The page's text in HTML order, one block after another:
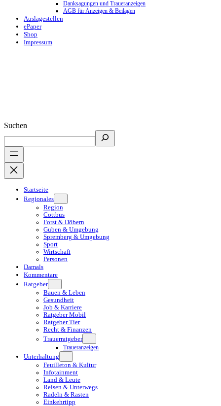
Danksagungen und Traueranzeigen
AGB für Anzeigen & Beilagen
Auslagestellen
ePaper
Shop
Impressum
Suchen
Startseite
Regionales
Region
Cottbus
Forst & Döbern
Guben & Umgebung
Spremberg & Umgebung
Sport
Wirtschaft
Personen
Damals
Kommentare
Ratgeber
Bauen & Leben
Gesundheit
Job & Karriere
Ratgeber Mobil
Ratgeber Tier
Recht & Finanzen
Trauerratgeber
Traueranzeigen
Unterhaltung
Feuilleton & Kultur
Infotainment
Land & Leute
Reisen & Unterwegs
Radeln & Rasten
Einkehrtipp